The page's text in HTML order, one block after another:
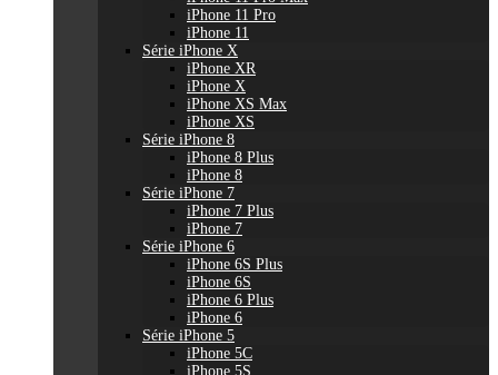
iPhone 11 Pro
iPhone 11
Série iPhone X
iPhone XR
iPhone X
iPhone XS Max
iPhone XS
Série iPhone 8
iPhone 8 Plus
iPhone 8
Série iPhone 7
iPhone 7 Plus
iPhone 7
Série iPhone 6
iPhone 6S Plus
iPhone 6S
iPhone 6 Plus
iPhone 6
Série iPhone 5
iPhone 5C
iPhone 5S